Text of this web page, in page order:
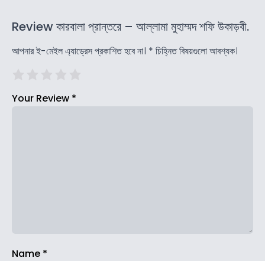
Review কারবালা প্রান্তরে – আল্লামা মুহাম্মদ শফি উকাড়বী.
আপনার ই-মেইল এ্যাড্রেস প্রকাশিত হবে না। * চিহ্নিত বিষয়গুলো আবশ্যক।
Your Review *
Name *